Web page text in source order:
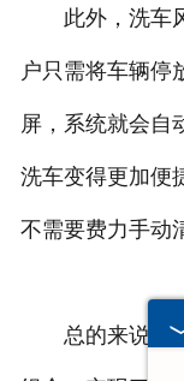
此外，洗车风
户只需将车辆停
屏，系统就会自
洗车变得更加便
不需要费力手动
总的来说，洗